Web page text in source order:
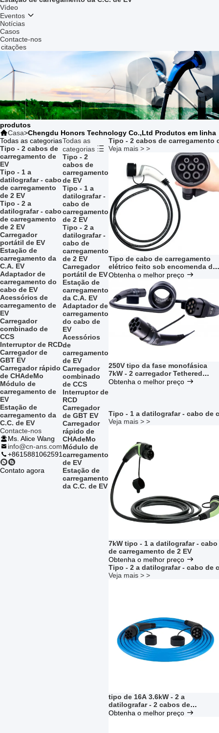
Vídeo
Eventos
Notícias
Casos
Contacte-nos
citações
produtos
Casa>Chengdu Honors Technology Co.,Ltd Produtos em linha
Todas as categorias
Tipo - 2 cabos de
carregamento de
EV
Tipo - 1 a
datilografar - cabo
de carregamento
de 2 EV
Tipo - 2 a
datilografar - cabo
de carregamento
de 2 EV
Carregador
portátil de EV
Estação de
carregamento da
C.A. EV
Adaptador de
carregamento do
cabo de EV
Acessórios de
carregamento de
EV
Carregador
combinado de
CCS
Interruptor de RCD
Carregador de
GBT EV
Carregador rápido
de CHAdeMo
Módulo de
carregamento de
EV
Estação de
carregamento da
C.C. de EV
Contacte-nos
Ms. Alice Wang
info@cn-ans.com
+8615881062591
Contato agora
Todas as
categorias
Tipo - 2
cabos de
carregamento
de EV
Tipo - 1 a
datilografar -
cabo de
carregamento
de 2 EV
Tipo - 2 a
datilografar -
cabo de
carregamento
de 2 EV
Carregador
portátil de EV
Estação de
carregamento
da C.A. EV
Adaptador de
carregamento
do cabo de
EV
Acessórios
de
carregamento
de EV
Carregador
combinado
de CCS
Interruptor de
RCD
Carregador
de GBT EV
Carregador
rápido de
CHAdeMo
Módulo de
carregamento
de EV
Estação de
carregamento
da C.C. de EV
Tipo - 2 cabos de carregamento
Veja mais > >
Tipo de cabo de carregamento
elétrico feito sob encomenda da
cor 5m do ODM - nível da
proteção 2 IP67
Obtenha o melhor preço
250V tipo da fase monofásica
7kW - 2 carregador Tethered
cabos de carregamento de EV EV
Obtenha o melhor preço
Tipo - 1 a datilografar - cabo de
Veja mais > >
7kW tipo - 1 a datilografar - cabo
de carregamento de 2 EV
Obtenha o melhor preço
Tipo - 2 a datilografar - cabo de
Veja mais > >
tipo de 16A 3.6kW - 2 a
datilografar - 2 cabos de
carregamento do veículo elétrico
Obtenha o melhor preço